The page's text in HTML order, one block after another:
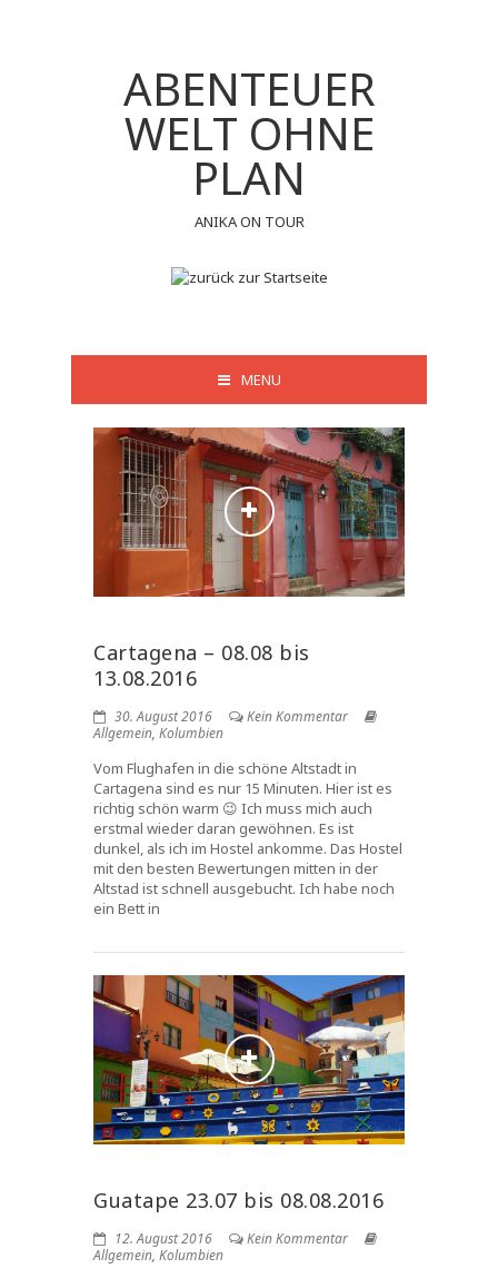
ABENTEUER
WELT OHNE
PLAN
ANIKA ON TOUR
MENU
Cartagena – 08.08 bis
13.08.2016
30. August 2016
Kein Kommentar
Allgemein, Kolumbien
Vom Flughafen in die schöne Altstadt in
Cartagena sind es nur 15 Minuten. Hier ist es
richtig schön warm 😉 Ich muss mich auch
erstmal wieder daran gewöhnen. Es ist
dunkel, als ich im Hostel ankomme. Das Hostel
mit den besten Bewertungen mitten in der
Altstad ist schnell ausgebucht. Ich habe noch
ein Bett in
Guatape 23.07 bis 08.08.2016
12. August 2016
Kein Kommentar
Allgemein, Kolumbien